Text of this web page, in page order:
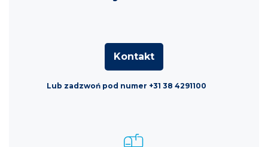
Kontakt
Lub zadzwoń pod numer +31 38 4291100